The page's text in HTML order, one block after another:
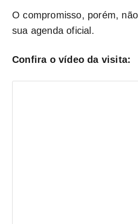
O compromisso, porém,
sua agenda oficial.
Confira o vídeo da visita: